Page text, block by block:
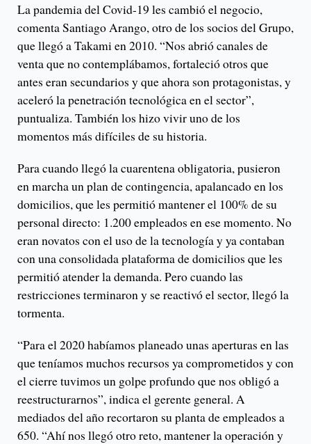
La pandemia del Covid-19 les cambió el negocio,
comenta Santiago Arango, otro de los socios del Grupo,
que llegó a Takami en 2010. “Nos abrió canales de
venta que no contemplábamos, fortaleció otros que
antes eran secundarios y que ahora son protagonistas, y
aceleró la penetración tecnológica en el sector”,
puntualiza. También los hizo vivir uno de los
momentos más difíciles de su historia.
Para cuando llegó la cuarentena obligatoria, pusieron
en marcha un plan de contingencia, apalancado en los
domicilios, que les permitió mantener el 100% de su
personal directo: 1.200 empleados en ese momento. No
eran novatos con el uso de la tecnología y ya contaban
con una consolidada plataforma de domicilios que les
permitió atender la demanda. Pero cuando las
restricciones terminaron y se reactivó el sector, llegó la
tormenta.
“Para el 2020 habíamos planeado unas aperturas en las
que teníamos muchos recursos ya comprometidos y con
el cierre tuvimos un golpe profundo que nos obligó a
reestructurarnos”, indica el gerente general. A
mediados del año recortaron su planta de empleados a
650. “Ahí nos llegó otro reto, mantener la operación y